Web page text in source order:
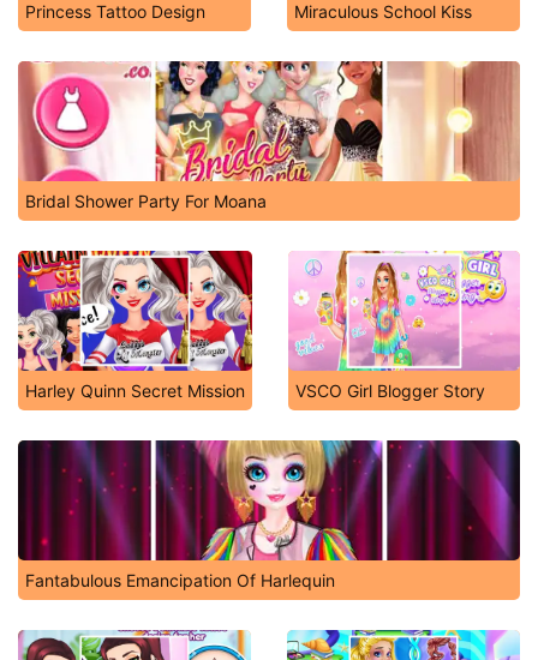
Princess Tattoo Design Miraculous School Kiss
Bridal Shower Party For Moana
Harley Quinn Secret Mission VSCO Girl Blogger Story
Fantabulous Emancipation Of Harlequin